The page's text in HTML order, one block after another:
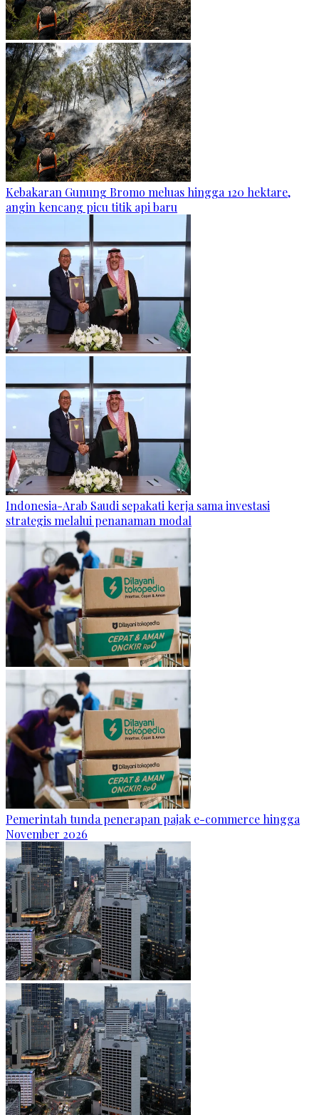
Kebakaran Gunung Bromo meluas hingga 120 hektare,
angin kencang picu titik api baru
Indonesia-Arab Saudi sepakati kerja sama investasi
strategis melalui penanaman modal
Pemerintah tunda penerapan pajak e-commerce hingga
November 2026